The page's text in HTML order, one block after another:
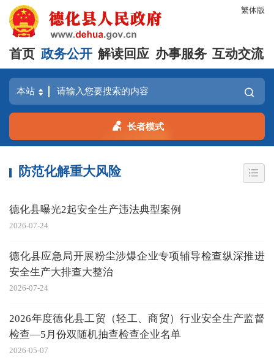
繁体版
首页 政务公开 解读回应 办事服务 互动交流
长者模式
防范化解重大风险
德化县曝光2起安全生产违法典型案例
2026-07-24
德化县应急局开展粉尘涉爆企业专项辅导检查纵深推进
安全生产大排查大整治
2026-07-24
2026年度德化县工贸（轻工、商贸）行业安全生产监督
检查—5月份双随机抽查检查企业名单
2026-05-07